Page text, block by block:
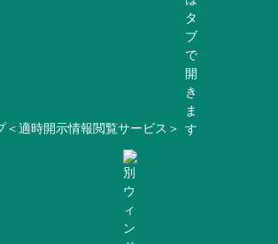
＜適時開示情報閲覧サービス＞